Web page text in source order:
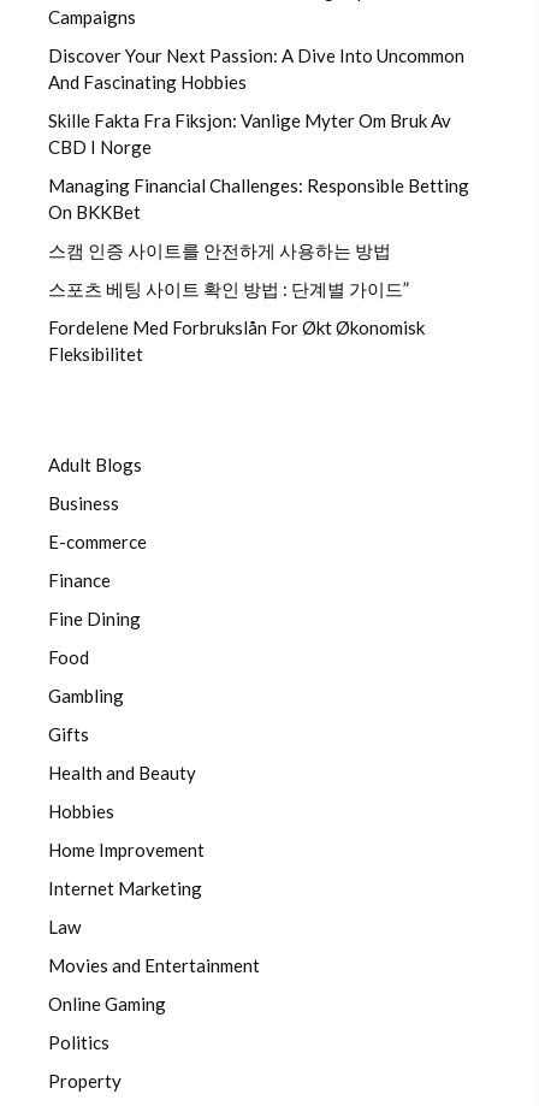
Campaigns
Discover Your Next Passion: A Dive Into Uncommon
And Fascinating Hobbies
Skille Fakta Fra Fiksjon: Vanlige Myter Om Bruk Av
CBD I Norge
Managing Financial Challenges: Responsible Betting
On BKKBet
스캠 인증 사이트를 안전하게 사용하는 방법
스포츠 베팅 사이트 확인 방법 : 단계별 가이드”
Fordelene Med Forbrukslån For Økt Økonomisk
Fleksibilitet
Adult Blogs
Business
E-commerce
Finance
Fine Dining
Food
Gambling
Gifts
Health and Beauty
Hobbies
Home Improvement
Internet Marketing
Law
Movies and Entertainment
Online Gaming
Politics
Property